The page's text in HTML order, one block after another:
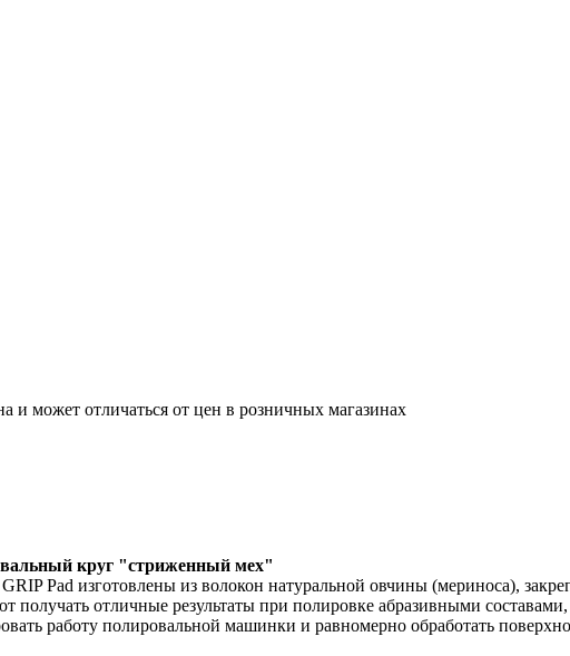
и может отличаться от цен в розничных магазинах
круг "стриженный мех"
Pad изготовлены из волокон натуральной овчины (мериноса),
отличные результаты при полировке абразивными
работу полировальной машинки и равномерно обработать